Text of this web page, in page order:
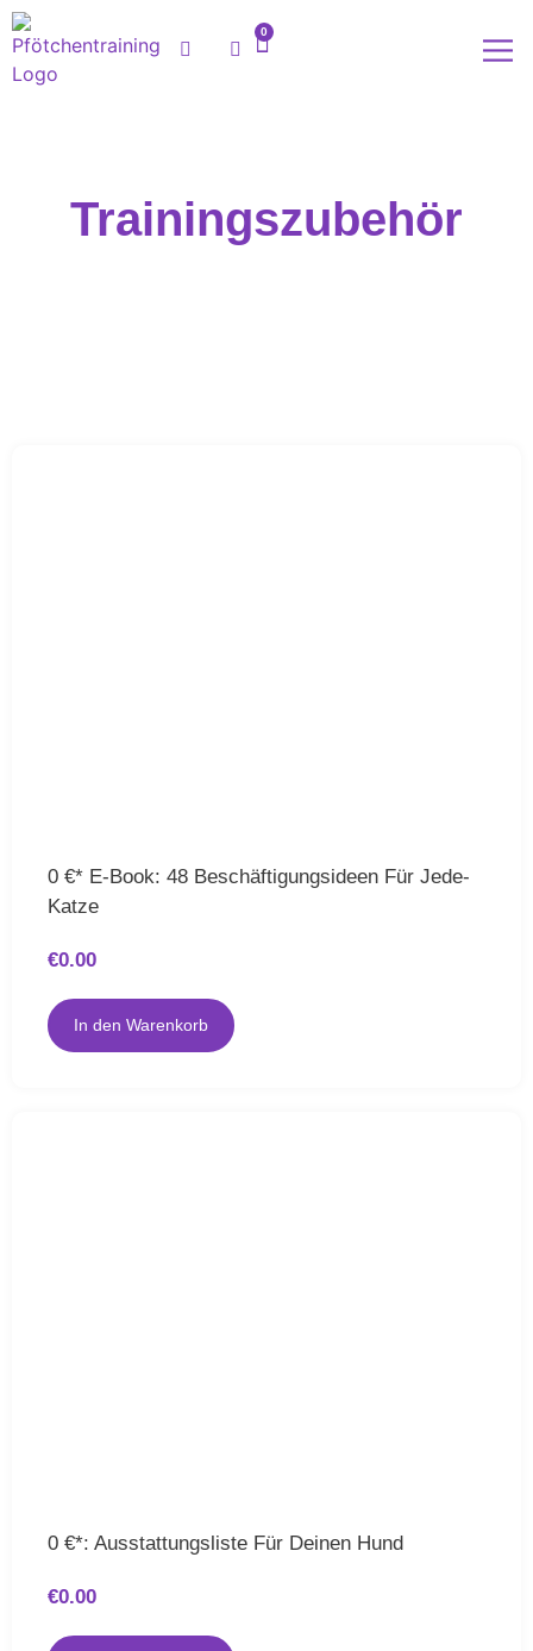
0
Trainingszubehör
0 €* E-Book: 48 Beschäftigungsideen Für Jede-
Katze
€0.00
In den Warenkorb
0 €*: Ausstattungsliste Für Deinen Hund
€0.00